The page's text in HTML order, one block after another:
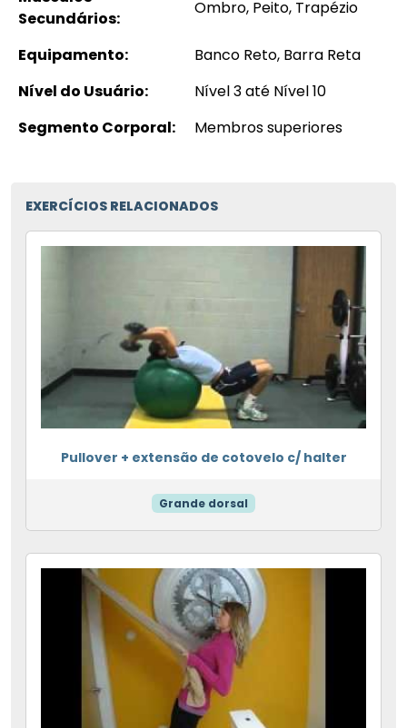
Secundários:
Ombro, Peito, Trapézio
Equipamento:
Banco Reto, Barra Reta
Nível do Usuário:
Nível 3 até Nível 10
Segmento Corporal:
Membros superiores
EXERCÍCIOS RELACIONADOS
Pullover + extensão de cotovelo c/ halter
Grande dorsal